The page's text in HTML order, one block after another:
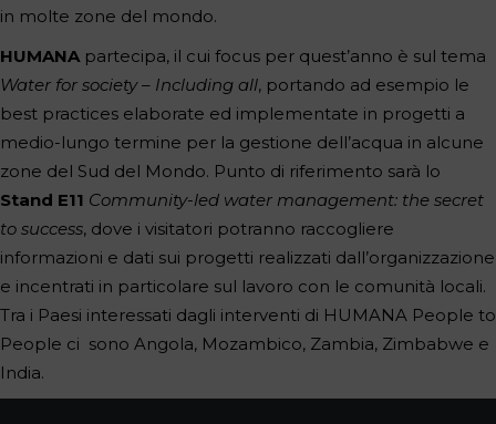
in molte zone del mondo.
HUMANApartecipa, il cui focus per quest’anno è sul tema
Water for society – Including all, portando ad esempio le
best practices elaborate ed implementate in progetti a
medio-lungo termine per la gestione dell’acqua in alcune
zone del Sud del Mondo. Punto di riferimento sarà lo
Stand E11 Community-led water management: the secret
to success, dove i visitatori potranno raccogliere
informazioni e dati sui progetti realizzati dall’organizzazione
e incentrati in particolare sul lavoro con le comunità locali.
Tra i Paesi interessati dagli interventi di HUMANA People to
People ci sono Angola, Mozambico, Zambia, Zimbabwe e
India.